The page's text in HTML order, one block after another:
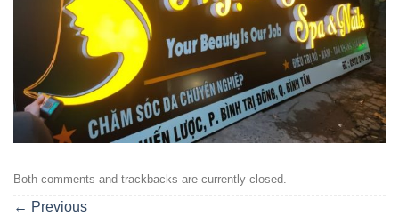
Both comments and trackbacks are currently closed.
← Previous